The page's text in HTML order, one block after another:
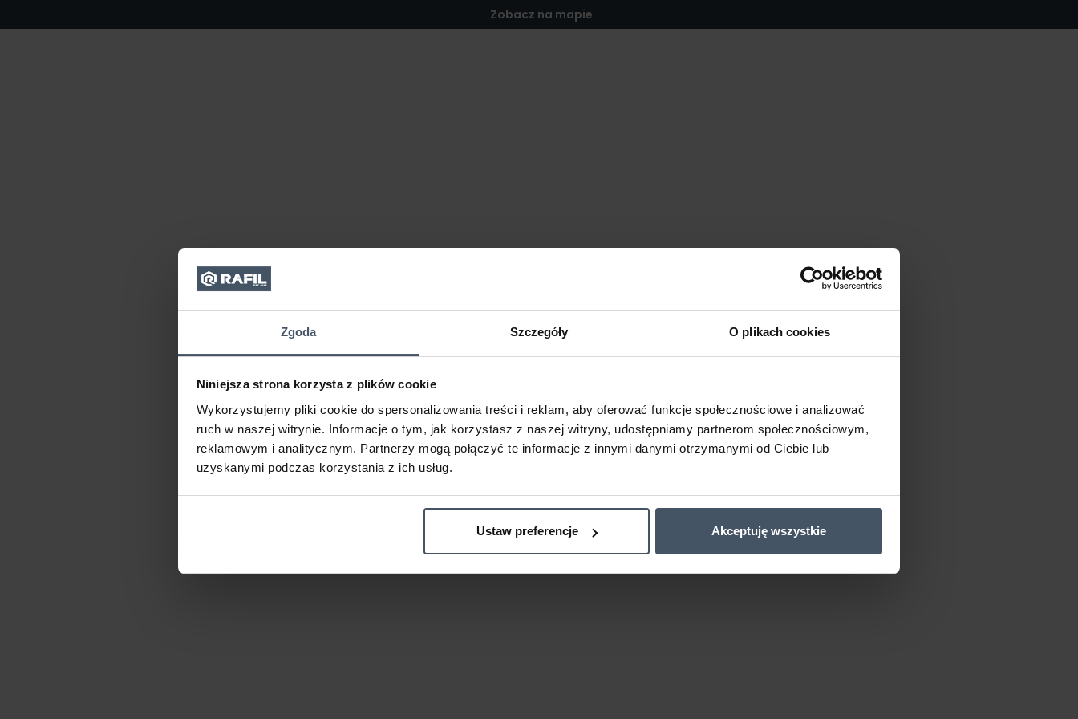
Zgoda Szczegóły O plikach cookies
Niniejsza strona korzysta z plików cookie
Wykorzystujemy pliki cookie do spersonalizowania treści i reklam, aby oferować funkcje społecznościowe i analizować
ruch w naszej witrynie. Informacje o tym, jak korzystasz z naszej witryny, udostępniamy partnerom społecznościowym,
reklamowym i analitycznym. Partnerzy mogą połączyć te informacje z innymi danymi otrzymanymi od Ciebie lub
uzyskanymi podczas korzystania z ich usług.
Ustaw preferencje Akceptuję wszystkie
Zobacz na mapie